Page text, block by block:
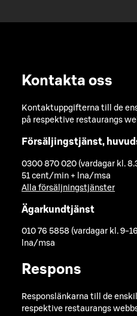
Kontakta oss
Kontaktuppgifterna till de
på respektive restaurangs
Försäljingstjänst,
0300 870 020 (vardagar kl.
51 cent/min + lna/msa
Alla försäljningstjänster
Ägarkundtjänst
010 76 5858 (vardagar kl. 9-
lna/msa
Respons
Responslänkarna till de
respektive restaurangs